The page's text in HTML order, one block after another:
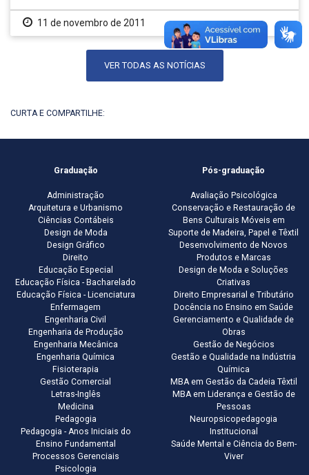
11 de novembro de 2011
VER TODAS AS NOTÍCIAS
CURTA E COMPARTILHE:
Graduação
Administração
Arquitetura e Urbanismo
Ciências Contábeis
Design de Moda
Design Gráfico
Direito
Educação Especial
Educação Física - Bacharelado
Educação Física - Licenciatura
Enfermagem
Engenharia Civil
Engenharia de Produção
Engenharia Mecânica
Engenharia Química
Fisioterapia
Gestão Comercial
Letras-Inglês
Medicina
Pedagogia
Pedagogia - Anos Iniciais do
Ensino Fundamental
Processos Gerenciais
Psicologia
Pós-graduação
Avaliação Psicológica
Conservação e Restauração de
Bens Culturais Móveis em
Suporte de Madeira, Papel e Têxtil
Desenvolvimento de Novos
Produtos e Marcas
Design de Moda e Soluções
Criativas
Direito Empresarial e Tributário
Docência no Ensino em Saúde
Gerenciamento e Qualidade de
Obras
Gestão de Negócios
Gestão e Qualidade na Indústria
Química
MBA em Gestão da Cadeia Têxtil
MBA em Liderança e Gestão de
Pessoas
Neuropsicopedagogia
Institucional
Saúde Mental e Ciência do Bem-
Viver